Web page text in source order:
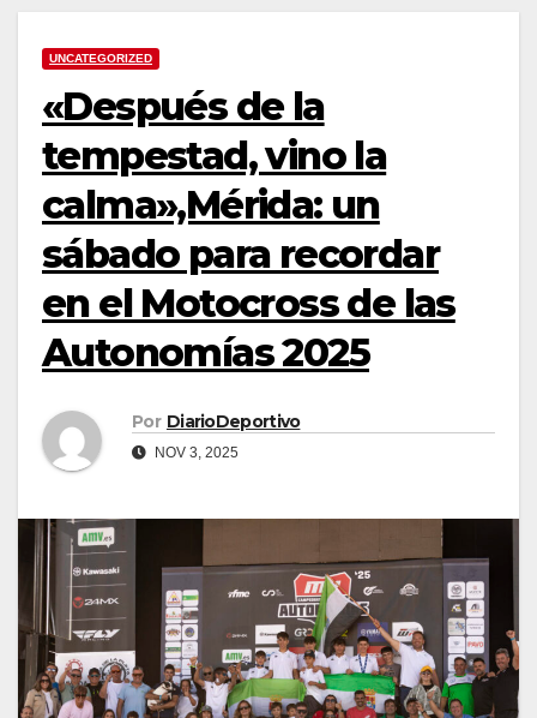
UNCATEGORIZED
«Después de la
tempestad, vino la
calma»,Mérida: un
sábado para recordar
en el Motocross de las
Autonomías 2025
Por DiarioDeportivo
NOV 3, 2025